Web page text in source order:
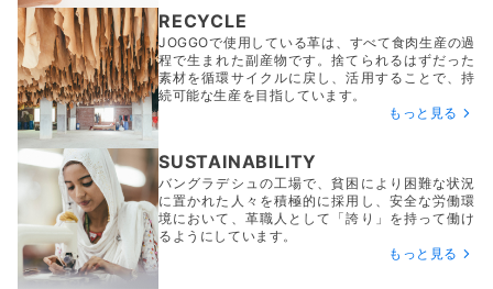
RECYCLE
JOGGOで使用している革は、すべて食肉生産の過
程で生まれた副産物です。捨てられるはずだった
素材を循環サイクルに戻し、活用することで、持
続可能な生産を目指しています。
もっと見る
SUSTAINABILITY
バングラデシュの工場で、貧困により困難な状況
に置かれた人々を積極的に採用し、安全な労働環
境において、革職人として「誇り」を持って働け
るようにしています。
もっと見る